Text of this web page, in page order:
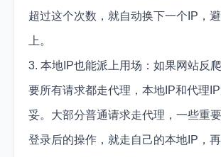
超过这个次数，就自动换下一个IP，
上。
3. 本地IP也能派上用场：如果网站反
要所有请求都走代理，本地IP和代理
妥。大部分普通请求走代理，一些重
登录后的操作，就走自己的本地IP，